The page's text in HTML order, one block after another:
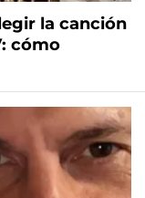
la canción
cómo